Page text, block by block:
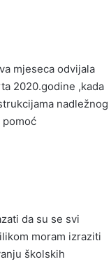
mjeseca odvijala
2020.godine ,kada
nadležnog
da su se svi
moram izraziti
školskih